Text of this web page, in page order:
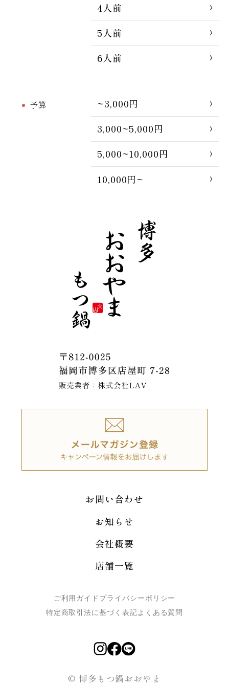
4人前
5人前
6人前
予算
~3,000円
3,000~5,000円
5,000~10,000円
10,000円~
お問い合わせ
お知らせ
会社概要
店舗一覧
ご利用ガイド プライバシーポリシー
特定商取引法に基づく表記よくある質問
© 博多もつ鍋おおやま